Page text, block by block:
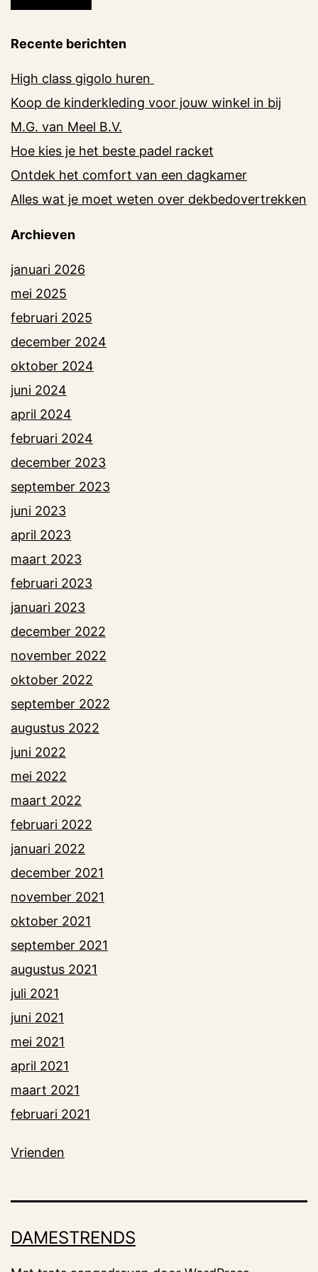
Recente berichten
High class gigolo huren
Koop de kinderkleding voor jouw winkel in bij
M.G. van Meel B.V.
Hoe kies je het beste padel racket
Ontdek het comfort van een dagkamer
Alles wat je moet weten over dekbedovertrekken
Archieven
januari 2026
mei 2025
februari 2025
december 2024
oktober 2024
juni 2024
april 2024
februari 2024
december 2023
september 2023
juni 2023
april 2023
maart 2023
februari 2023
januari 2023
december 2022
november 2022
oktober 2022
september 2022
augustus 2022
juni 2022
mei 2022
maart 2022
februari 2022
januari 2022
december 2021
november 2021
oktober 2021
september 2021
augustus 2021
juli 2021
juni 2021
mei 2021
april 2021
maart 2021
februari 2021
Vrienden
DAMESTRENDS